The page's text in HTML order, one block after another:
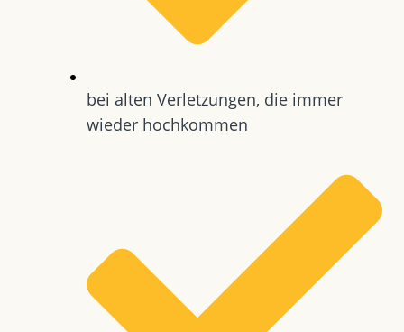
bei alten Verletzungen, die immer
wieder hochkommen